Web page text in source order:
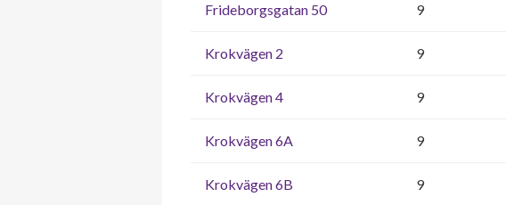
Frideborgsgatan 50 9
Krokvägen 2 9
Krokvägen 4 9
Krokvägen 6A 9
Krokvägen 6B 9